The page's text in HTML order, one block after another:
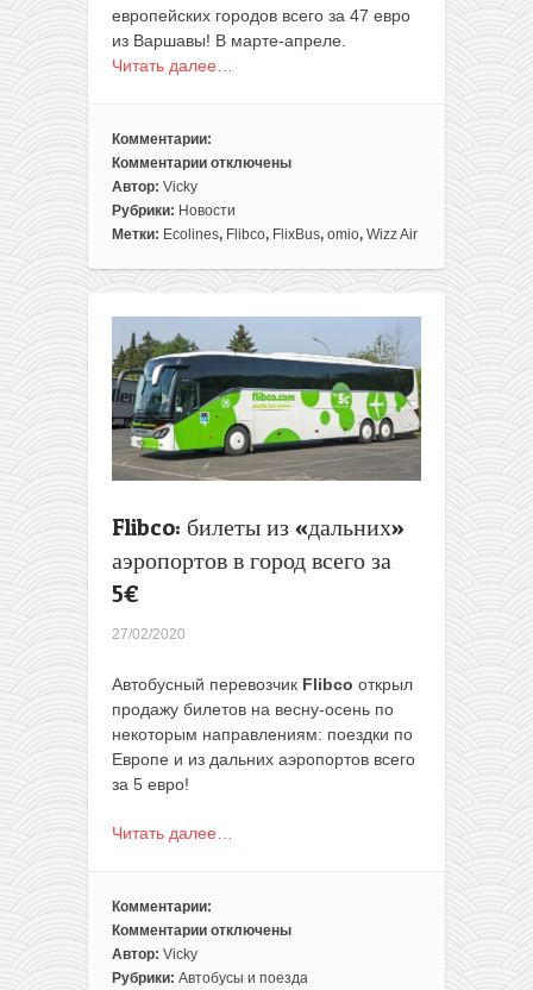
европейских городов всего за 47 евро
из Варшавы! В марте-апреле.
Читать далее…
Комментарии:
Комментарии
к
записи
Евротур
акциям:
Страсбург,
Франкфурт
и
Берлин
в
одной
поездке
Варшавы
за
47€
отключены
Автор: Vicky
Рубрики: Новости
Метки: Ecolines, Flibco, FlixBus, omio, Wizz Air
Flibco: билеты из «дальних»
аэропортов в город всего за
5€
27/02/2020
Автобусный перевозчик Flibco открыл
продажу билетов на весну-осень по
некоторым направлениям: поездки по
Европе и из дальних аэропортов всего
за 5 евро!
Читать далее…
Комментарии:
Комментарии
к
записи
отключены
Автор: Vicky
Рубрики: Автобусы и поезда